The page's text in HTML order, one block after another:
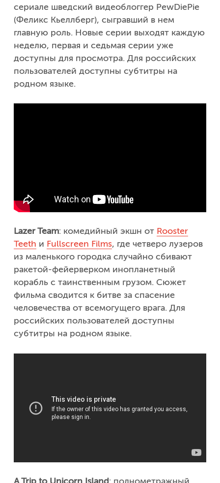
сериале шведский видеоблоггер PewDiePie
(Феликс Кьеллберг), сыгравший в нем
главную роль. Новые серии выходят каждую
неделю, первая и седьмая серии уже
доступны для просмотра. Для российских
пользователей доступны субтитры на
родном языке.
Lazer Team: комедийный экшн от Rooster
Teeth и Fullscreen Films, где четверо лузеров
из маленького городка случайно сбивают
ракетой-фейерверком инопланетный
корабль с таинственным грузом. Сюжет
фильма сводится к битве за спасение
человечества от всемогущего врага. Для
российских пользователей доступны
субтитры на родном языке.